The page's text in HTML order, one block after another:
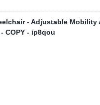
- Adjustable Mobility
COPY - ip8qou